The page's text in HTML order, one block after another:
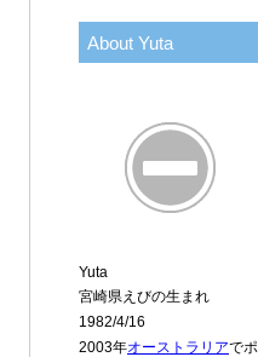
About Yuta
Yuta
宮崎県えびの生まれ
1982/4/16
2003年オーストラリアでポ